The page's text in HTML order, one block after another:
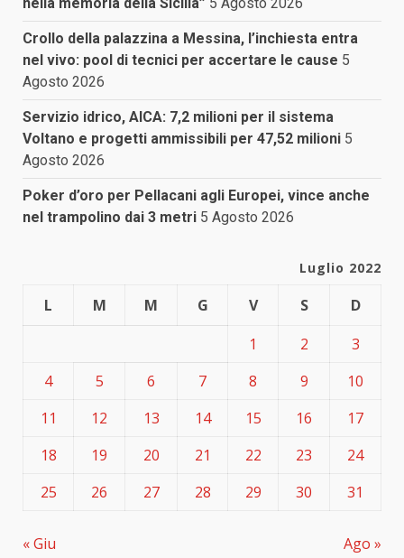
Crollo della palazzina a Messina, l’inchiesta entra
nel vivo: pool di tecnici per accertare le cause 5
Agosto 2026
Servizio idrico, AICA: 7,2 milioni per il sistema
Voltano e progetti ammissibili per 47,52 milioni 5
Agosto 2026
Poker d’oro per Pellacani agli Europei, vince anche
nel trampolino dai 3 metri 5 Agosto 2026
Luglio 2022
L M M G V S
D
1
2
3
4
5 6 7 8 9
10
11
12 13 14 15 16
17
18
19 20 21 22 23
24
25
26 27 28 29 30 31
« Giu Ago »